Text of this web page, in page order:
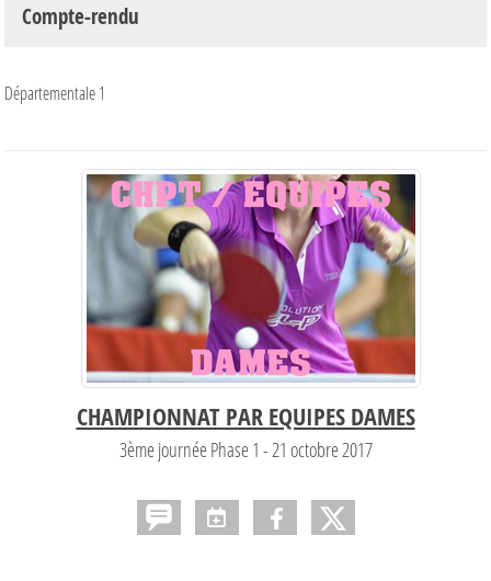
Compte-rendu
Départementale 1
CHAMPIONNAT PAR EQUIPES DAMES
3ème journée Phase 1 - 21 octobre 2017